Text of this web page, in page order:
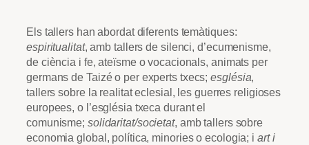
Els tallers han abordat diferents temàtiques:
espiritualitat, amb tallers de silenci, d’ecumenisme,
de ciència i fe, ateïsme o vocacionals, animats per
germans de Taizé o per experts txecs;església,
tallers sobre la realitat eclesial, les guerres religioses
europees, o l’església txeca durant el
comunisme; solidaritat/societat, amb tallers sobre
economia global, política, minories o ecologia; i art i